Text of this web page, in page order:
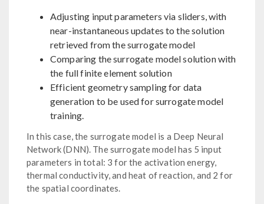
Adjusting input parameters via sliders, with
near-instantaneous updates to the solution
retrieved from the surrogate model
Comparing the surrogate model solution with
the full finite element solution
Efficient geometry sampling for data
generation to be used for surrogate model
training.
In this case, the surrogate model is a Deep Neural
Network (DNN). The surrogate model has 5 input
parameters in total: 3 for the activation energy,
thermal conductivity, and heat of reaction, and 2 for
the spatial coordinates.